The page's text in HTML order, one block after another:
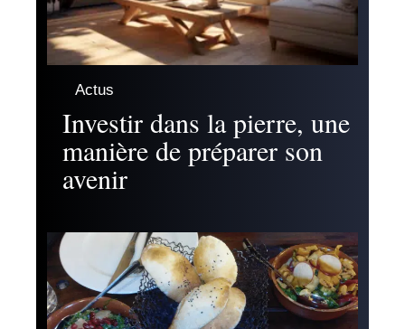
Actus
Investir dans la pierre, une
manière de préparer son
avenir